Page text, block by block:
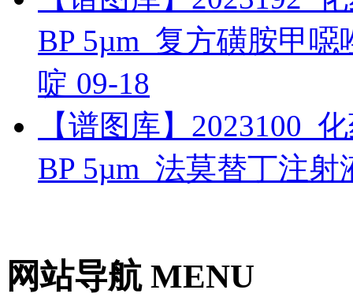
BP 5µm_复方磺胺甲
啶 09-18
【谱图库】2023100_
BP 5µm_法莫替丁注
网站导航 MENU